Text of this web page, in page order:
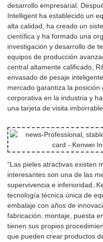
desarrollo empresarial.
Intelligent ha establecido un
alta calidad, ha creado un
científica y ha formado una
investigación y desarrollo de
equipos de producción
central altamente calificado,
envasado de pesaje
mercado garantiza la
corporativa en la industria y
una tarjeta de visita
"Las pieles atractivas existen
interesantes son una de las
supervivencia e inferioridad,
tecnología técnica única de
embalaje con años de
fabricación, montaje, puesta
tienen sus propios
que pueden crear productos